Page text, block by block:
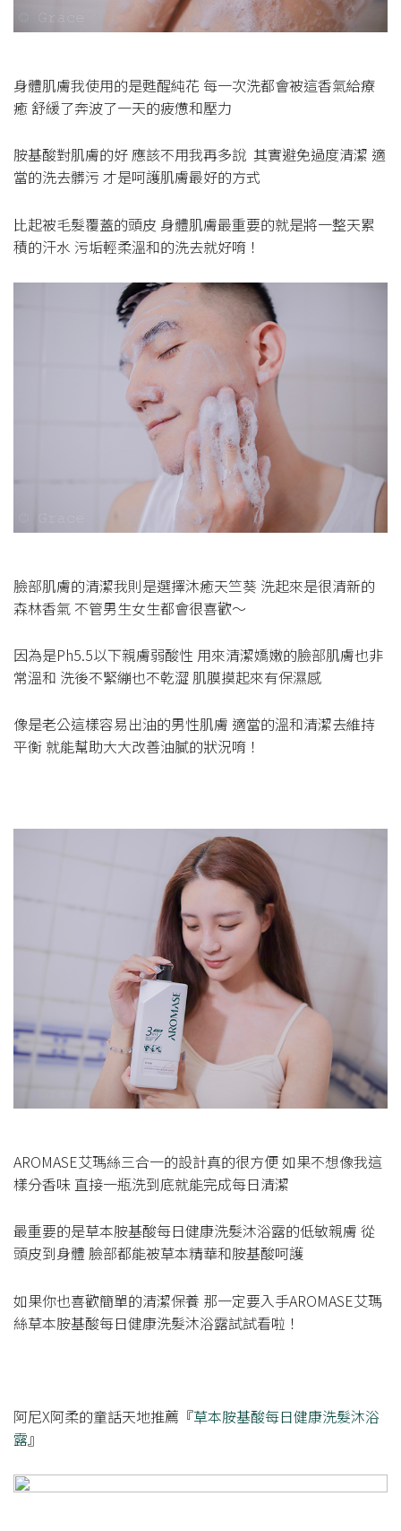
身體肌膚我使用的是甦醒純花 每一次洗都會被這香氣給療
癒 舒緩了奔波了一天的疲憊和壓力
胺基酸對肌膚的好 應該不用我再多說 其實避免過度清潔 適
當的洗去髒污 才是呵護肌膚最好的方式 ​​​​​​​
比起被毛髮覆蓋的頭皮 身體肌膚最重要的就是將一整天累
積的汗水 污垢輕柔溫和的洗去就好唷！
臉部肌膚的清潔我則是選擇沐癒天竺葵 洗起來是很清新的
森林香氣 不管男生女生都會很喜歡～
因為是Ph5.5以下親膚弱酸性 用來清潔嬌嫩的臉部肌膚也非
常溫和 洗後不緊繃也不乾澀 肌膜摸起來有保濕感
像是老公這樣容易出油的男性肌膚 適當的溫和清潔去維持
平衡 就能幫助大大改善油膩的狀況唷！
AROMASE艾瑪絲三合一的設計真的很方便 如果不想像我這
樣分香味 直接一瓶洗到底就能完成每日清潔​​​​​​​
最重要的是草本胺基酸每日健康洗髮沐浴露的低敏親膚 從
頭皮到身體 臉部都能被草本精華和胺基酸呵護
如果你也喜歡簡單的清潔保養 那一定要入手AROMASE艾瑪
絲草本胺基酸每日健康洗髮沐浴露試試看啦！
阿尼X阿柔的童話天地推薦『草本胺基酸每日健康洗髮沐浴
露』